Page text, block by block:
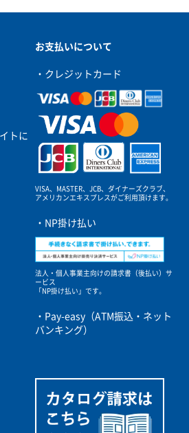
トに
お支払いについて
・クレジットカード
VISA、MASTER、JCB、ダイナーズクラブ、
アメリカンエキスプレスがご利用頂けます。
・NP掛け払い
法人・個人事業主向けの請求書（後払い）サ
ービス
「NP掛け払い」です。
・Pay-easy（ATM振込・ネット
バンキング）